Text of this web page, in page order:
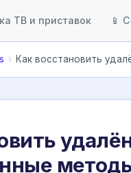
ТВ и приставок 📱
› Как восстановить